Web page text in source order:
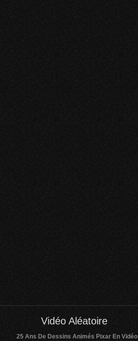
Vidéo Aléatoire
25 Ans De Dessins Animés Pixar En Vidéo